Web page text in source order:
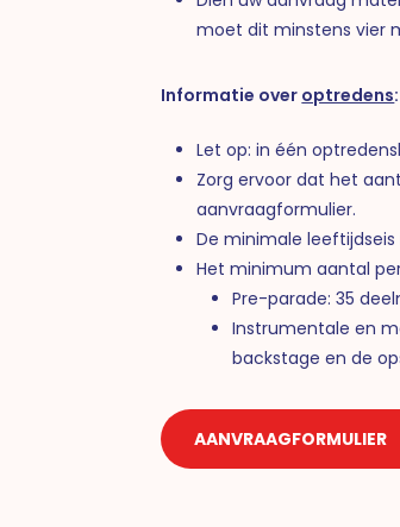
moet dit minstens vier
Informatie over optredens:
Let op: in één
Zorg ervoor dat het
aanvraagformulier.
De minimale
Het minimum aantal
Pre-parade: 35
Instrumentale en
backstage en de
AANVRAAGFORMULIER